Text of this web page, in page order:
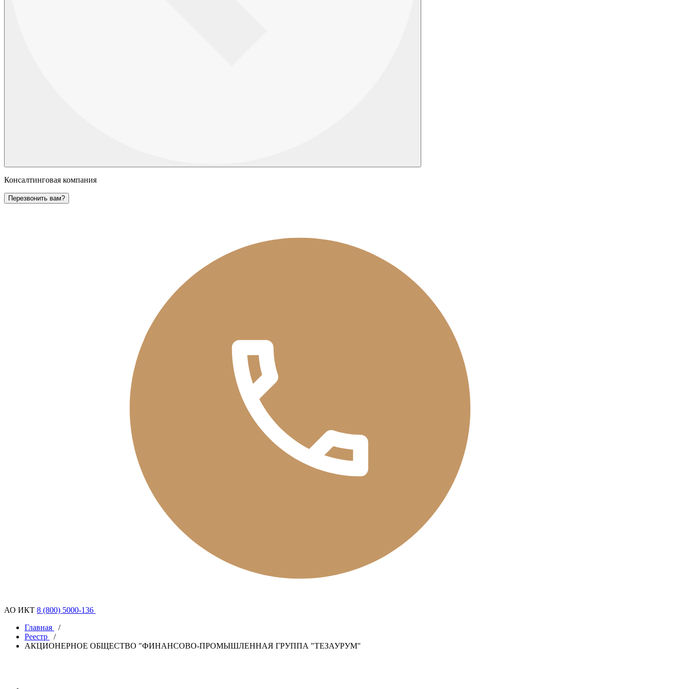
Консалтинговая компания
Перезвонить вам?
АО ИКТ 8 (800) 5000-136
Главная
/
Реестр
/
АКЦИОНЕРНОЕ ОБЩЕСТВО "ФИНАНСОВО-ПРОМЫШЛЕННАЯ ГРУППА "ТЕЗАУРУМ"